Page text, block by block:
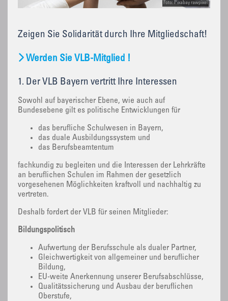
Foto: Pixabay rawpixel
Zeigen Sie Solidarität durch Ihre Mitgliedschaft!
Werden Sie VLB-Mitglied !
1. Der VLB Bayern vertritt Ihre Interessen
Sowohl auf bayerischer Ebene, wie auch auf
Bundesebene gilt es politische Entwicklungen für
das berufliche Schulwesen in Bayern,
das duale Ausbildungssystem und
das Berufsbeamtentum
fachkundig zu begleiten und die Interessen der Lehrkräfte
an beruflichen Schulen im Rahmen der gesetzlich
vorgesehenen Möglichkeiten kraftvoll und nachhaltig zu
vertreten.
Deshalb fordert der VLB für seinen Mitglieder:
Bildungspolitisch
Aufwertung der Berufsschule als dualer Partner,
Gleichwertigkeit von allgemeiner und beruflicher
Bildung,
EU-weite Anerkennung unserer Berufsabschlüsse,
Qualitätssicherung und Ausbau der beruflichen
Oberstufe,